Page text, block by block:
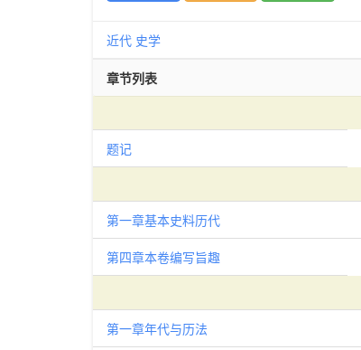
近代 史学
章节列表
题记
第一章基本史料历代
第四章本卷编写旨趣
第一章年代与历法